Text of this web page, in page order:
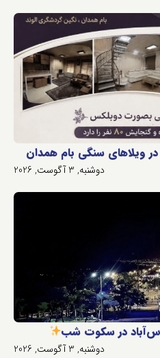
در ویلاهای سنگی بام همدان
دوشنبه, 3 آگوست, 2026
در سکوت شب
دوشنبه, 3 آگوست, 2026